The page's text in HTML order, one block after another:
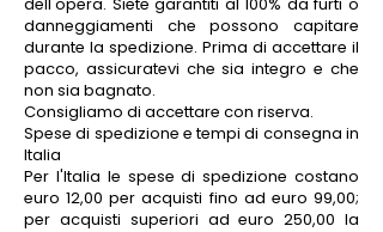
danneggiamenti che possono capitare
durante la spedizione. Prima di accettare il
pacco, assicuratevi che sia integro e che
non sia bagnato.
Consigliamo di accettare con riserva.
Spese di spedizione e tempi di consegna in
Italia
Per l'Italia le spese di spedizione costano
euro 12,00 per acquisti fino ad euro 99,00;
per acquisti superiori ad euro 250,00 la